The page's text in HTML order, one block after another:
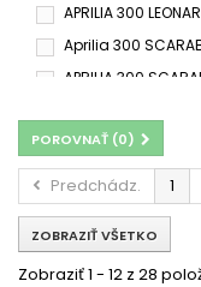
APRILIA 300
Aprilia 300
APRILIA 300
Aprilia 300
APRILIA 300
Aprilia 300
APRILIA 300
Aprilia 300
POROVNAŤ (0)
Predchádz. 1
ZOBRAZIŤ VŠETKO
Zobraziť 1 - 12 z 28